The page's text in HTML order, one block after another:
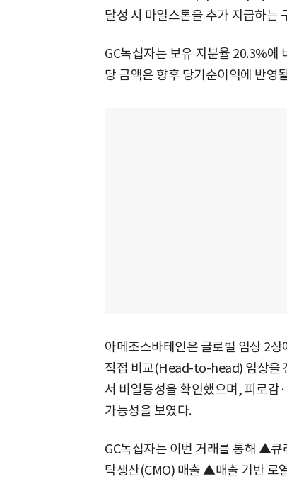
달성 시 마일스톤을 추가 지급하는
GC녹십자는 보유 지분율 20.3%에
당 금액은 향후 당기순이익에 반영
아메조스바테인은 글로벌 임상 2
직접 비교(Head-to-head) 임상을
서 비열등성을 확인했으며, 피로감
가능성을 보였다.
GC녹십자는 이번 거래를 통해 ▲
탁생산(CMO) 매출 ▲매출 기반 로